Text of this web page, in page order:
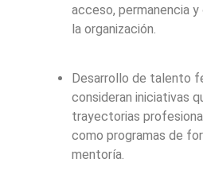
acceso, permanencia
la organización.
Desarrollo de talento
consideran iniciativas
trayectorias
como programas de
mentoría.